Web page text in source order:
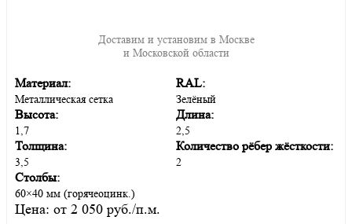
Доставим и установим в Москве
и Московской области
Материал:
Металлическая сетка
RAL:
Зелёный
Высота:
1,7
Длина:
2,5
Толщина:
3,5
Количество рёбер жёсткости:
2
Столбы:
60×40 мм (горячеоцинк.)
Цена: от 2 050 руб./п.м.